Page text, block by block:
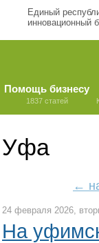
Единый
инновационный
Помощь бизнесу
1837 статей
Уфа
←
24 февраля 2026,
На